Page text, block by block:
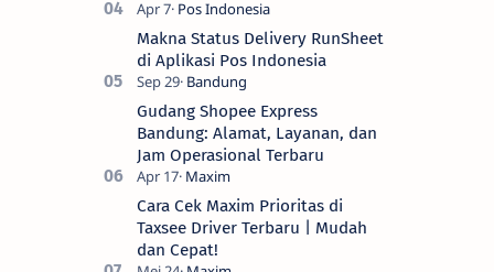
Makna Status Delivery RunSheet
di Aplikasi Pos Indonesia
Gudang Shopee Express
Bandung: Alamat, Layanan, dan
Jam Operasional Terbaru
Cara Cek Maxim Prioritas di
Taxsee Driver Terbaru | Mudah
dan Cepat!